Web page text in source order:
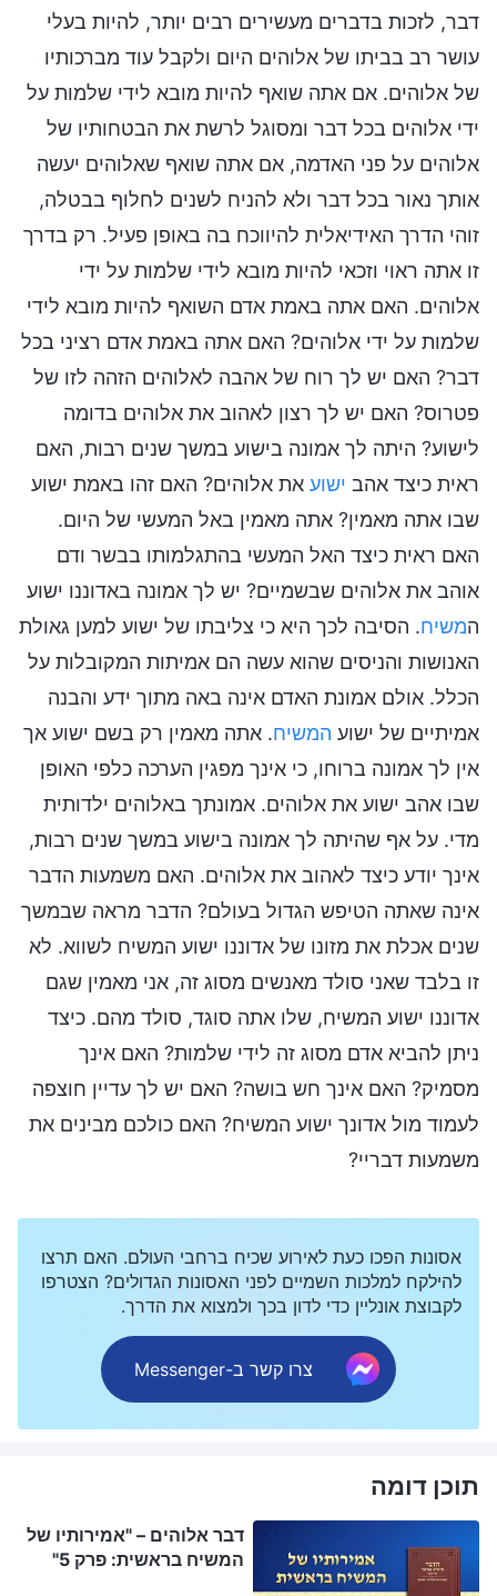
דבר, לזכות בדברים מעשירים רבים יותר, להיות בעלי
עושר רב בביתו של אלוהים היום ולקבל עוד מברכותיו
של אלוהים. אם אתה שואף להיות מובא לידי שלמות על
ידי אלוהים בכל דבר ומסוגל לרשת את הבטחותיו של
אלוהים על פני האדמה, אם אתה שואף שאלוהים יעשה
אותך נאור בכל דבר ולא להניח לשנים לחלוף בבטלה,
זוהי הדרך האידיאלית להיווכח בה באופן פעיל. רק בדרך
זו אתה ראוי וזכאי להיות מובא לידי שלמות על ידי
אלוהים. האם אתה באמת אדם השואף להיות מובא לידי
שלמות על ידי אלוהים? האם אתה באמת אדם רציני בכל
דבר? האם יש לך רוח של אהבה לאלוהים הזהה לזו של
פטרוס? האם יש לך רצון לאהוב את אלוהים בדומה
לישוע? היתה לך אמונה בישוע במשך שנים רבות, האם
ראית כיצד אהב ישוע את אלוהים? האם זהו באמת ישוע
שבו אתה מאמין? אתה מאמין באל המעשי של היום.
האם ראית כיצד האל המעשי בהתגלמותו בבשר ודם
אוהב את אלוהים שבשמיים? יש לך אמונה באדוננו ישוע
המשיח. הסיבה לכך היא כי צליבתו של ישוע למען גאולת
האנושות והניסים שהוא עשה הם אמיתות המקובלות על
הכלל. אולם אמונת האדם אינה באה מתוך ידע והבנה
אמיתיים של ישוע המשיח. אתה מאמין רק בשם ישוע אך
אין לך אמונה ברוחו, כי אינך מפגין הערכה כלפי האופן
שבו אהב ישוע את אלוהים. אמונתך באלוהים ילדותית
מדי. על אף שהיתה לך אמונה בישוע במשך שנים רבות,
אינך יודע כיצד לאהוב את אלוהים. האם משמעות הדבר
אינה שאתה הטיפש הגדול בעולם? הדבר מראה שבמשך
שנים אכלת את מזונו של אדוננו ישוע המשיח לשווא. לא
זו בלבד שאני סולד מאנשים מסוג זה, אני מאמין שגם
אדוננו ישוע המשיח, שלו אתה סוגד, סולד מהם. כיצד
ניתן להביא אדם מסוג זה לידי שלמות? האם אינך
מסמיק? האם אינך חש בושה? האם יש לך עדיין חוצפה
לעמוד מול אדונך ישוע המשיח? האם כולכם מבינים את
משמעות דבריי?
אסונות הפכו כעת לאירוע שכיח ברחבי העולם. האם תרצו
להילקח למלכות השמיים לפני האסונות הגדולים? הצטרפו
לקבוצת אונליין כדי לדון בכך ולמצוא את הדרך.
צרו קשר ב-Messenger
תוכן דומה
דבר אלוהים – "אמירותיו של
המשיח בראשית: פרק 5"